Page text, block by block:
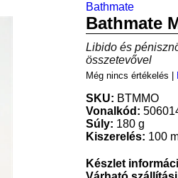
Bathmate
Bathmate
Libido és
összetevővel
Még nincs értékelés
SKU: BTMMO
Vonalkód:
Súly: 180 g
Kiszerelés: 100
Készlet